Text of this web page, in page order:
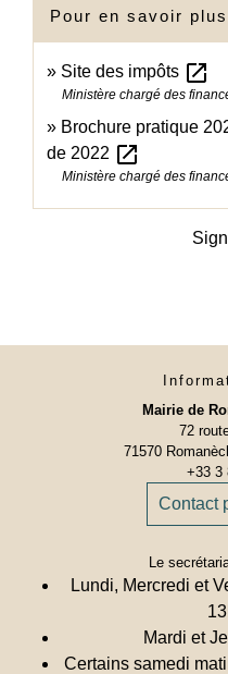
Pour en savoir plus
Site des impôts open_in_new
Ministère chargé des
Brochure pratique
de 2022 open_in_new
Ministère chargé des
Mairie de
72
71570
+33 3
Contact
Le
Lundi, Mercredi et
Mardi et
Certains samedi